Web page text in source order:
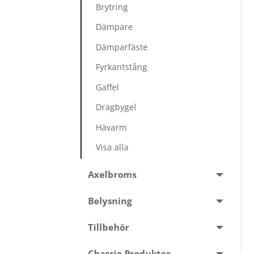
Brytring
Dämpare
Dämparfäste
Fyrkantstång
Gaffel
Dragbygel
Hävarm
Visa alla
Axelbroms
Belysning
Tillbehör